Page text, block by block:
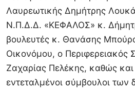
‬Λαυρεωτικής‭ ‬Δημήτρης‭
‬Ν.Π.Δ.Δ.‭ «‬ΚΕΦΑΛΟΣ‭»‬ κ.‭
‬βουλευτές‭ ‬κ.‭ ‬Θανάσης‭
‬Οικονόμου,‭ ‬ο‭ ‬Περιφερειακός‭
‬Ζαχαρίας‭ ‬Πελέκης,‭ ‬καθώς‭ ‬και‭
‬εντεταλμένοι‭ ‬σύμβουλοι‭ ‬των‭